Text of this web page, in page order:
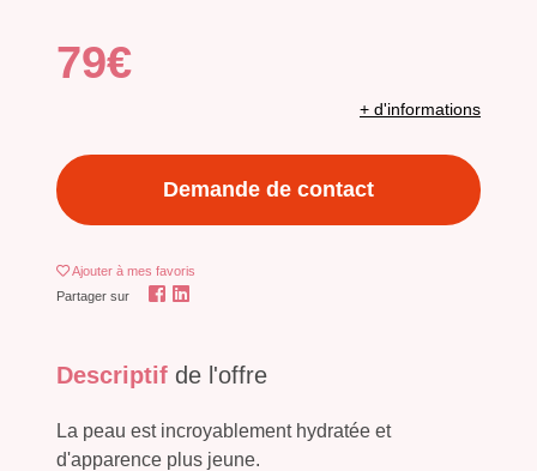
79€
+ d'informations
Demande de contact
Ajouter à mes favoris
Partager sur
Descriptif de l'offre
La peau est incroyablement hydratée et
d'apparence plus jeune.